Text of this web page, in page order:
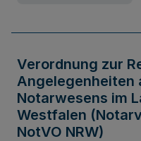
Verordnung zur
Angelegenheiten
Notarwesens im
Westfalen
NotVO NRW)